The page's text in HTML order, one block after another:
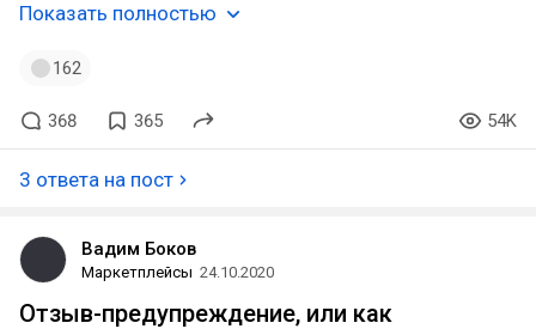
Показать полностью
162
368 365 54K
3 ответа на пост
Вадим Боков
Маркетплейсы 24.10.2020
Отзыв-предупреждение, или как